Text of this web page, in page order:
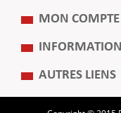
MON COMPTE
AUTRES LIENS